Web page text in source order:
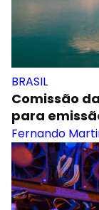
BRASIL
Comissão
para
Fernando